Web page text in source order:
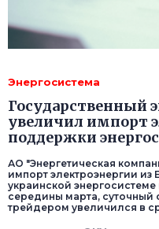
Энергосистема
Государственный
увеличил импорт
поддержки
АО "Энергетическая
импорт электроэнергии из
украинской энергосистеме
середины марта,
трейдером увеличился в